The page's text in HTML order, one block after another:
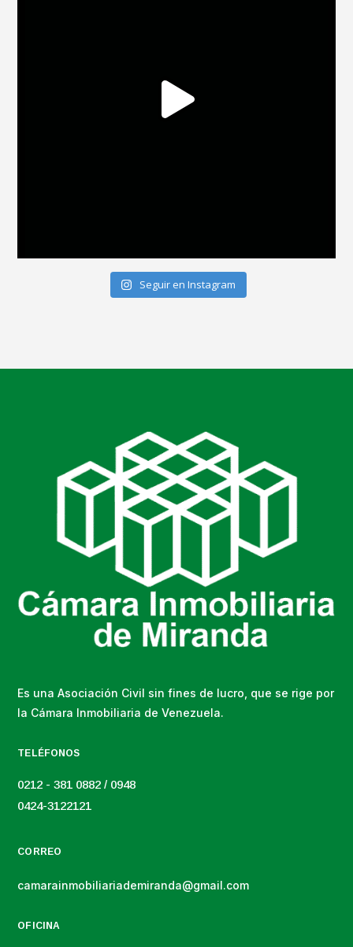
Seguir en Instagram
Es una Asociación Civil sin fines de lucro, que se rige por
la Cámara Inmobiliaria de Venezuela.
TELÉFONOS
0212 - 381 0882 / 0948
0424-3122121
CORREO
camarainmobiliariademiranda@gmail.com
OFICINA